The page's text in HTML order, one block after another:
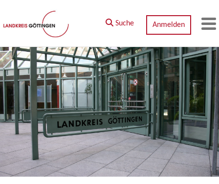
Zum Hauptinhalt springen
Suche Anmelden